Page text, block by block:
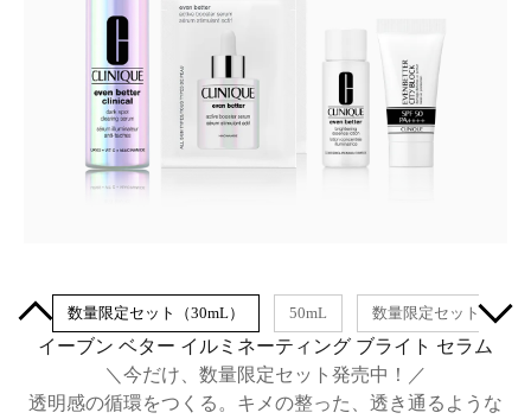
数量限定セット（30mL） 50mL 数量限定セット（
イーブン ベター イルミネーティング ブライト セラム
＼今だけ、数量限定セット発売中！／
透明感の循環をつくる。キメの整った、透き通るような